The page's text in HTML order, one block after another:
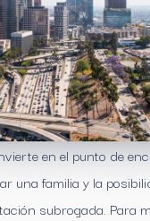
en el punto de
una familia y la
subrogada. Para